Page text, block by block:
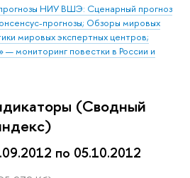
НИУ ВШЭ: Сценарный прогноз
прогнозы; Обзоры мировых
мировых экспертных центров;
мониторинг повестки в России и
(Сводный
по 05.10.2012